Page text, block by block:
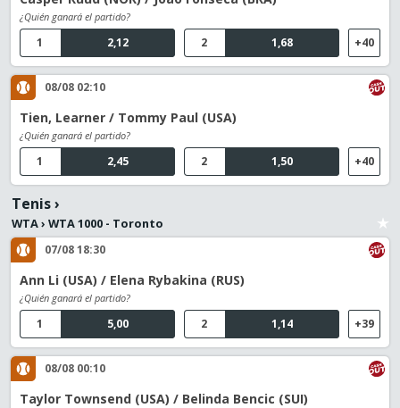
¿Quién ganará el partido?
2,12
1 1,68
2 +40
08/08 02:10
Tien, Learner / Tommy Paul (USA)
¿Quién ganará el partido?
2,45
1 1,50
2 +40
Tenis›
WTA› WTA 1000 - Toronto
07/08 18:30
Ann Li (USA) / Elena Rybakina (RUS)
¿Quién ganará el partido?
5,00
1 1,14
2 +39
08/08 00:10
Taylor Townsend (USA) / Belinda Bencic (SUI)